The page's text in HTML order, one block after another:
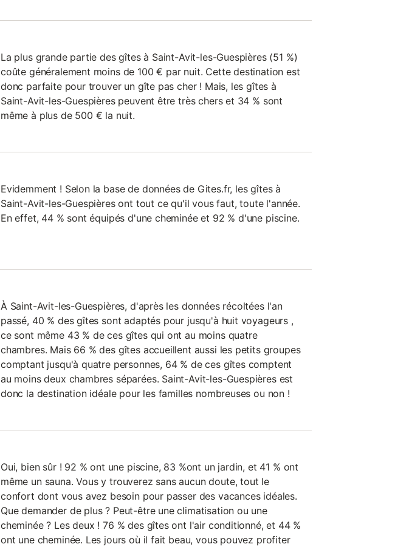
La plus grande partie des gîtes à Saint-Avit-les-Guespières (51 %)
coûte généralement moins de 100 € par nuit. Cette destination est
donc parfaite pour trouver un gîte pas cher ! Mais, les gîtes à
Saint-Avit-les-Guespières peuvent être très chers et 34 % sont
même à plus de 500 € la nuit.
Evidemment ! Selon la base de données de Gites.fr, les gîtes à
Saint-Avit-les-Guespières ont tout ce qu'il vous faut, toute l'année.
En effet, 44 % sont équipés d'une cheminée et 92 % d'une piscine.
À Saint-Avit-les-Guespières, d'après les données récoltées l'an
passé, 40 % des gîtes sont adaptés pour jusqu'à huit voyageurs ,
ce sont même 43 % de ces gîtes qui ont au moins quatre
chambres. Mais 66 % des gîtes accueillent aussi les petits groupes
comptant jusqu'à quatre personnes, 64 % de ces gîtes comptent
au moins deux chambres séparées. Saint-Avit-les-Guespières est
donc la destination idéale pour les familles nombreuses ou non !
Oui, bien sûr ! 92 % ont une piscine, 83 %ont un jardin, et 41 % ont
même un sauna. Vous y trouverez sans aucun doute, tout le
confort dont vous avez besoin pour passer des vacances idéales.
Que demander de plus ? Peut-être une climatisation ou une
cheminée ? Les deux ! 76 % des gîtes ont l'air conditionné, et 44 %
ont une cheminée. Les jours où il fait beau, vous pouvez profiter